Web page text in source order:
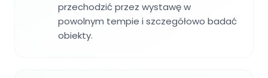
przechodzić przez wystawę w
powolnym tempie i szczegółowo badać
obiekty.